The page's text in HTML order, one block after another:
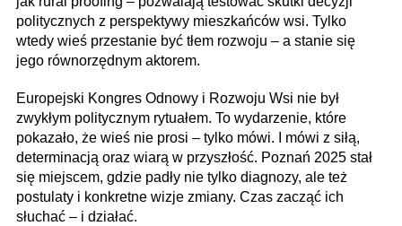
politycznych z perspektywy mieszkańców wsi. Tylko
wtedy wieś przestanie być tłem rozwoju – a stanie się
jego równorzędnym aktorem.
Europejski Kongres Odnowy i Rozwoju Wsi nie był
zwykłym politycznym rytuałem. To wydarzenie, które
pokazało, że wieś nie prosi – tylko mówi. I mówi z siłą,
determinacją oraz wiarą w przyszłość. Poznań 2025 stał
się miejscem, gdzie padły nie tylko diagnozy, ale też
postulaty i konkretne wizje zmiany. Czas zacząć ich
słuchać – i działać.